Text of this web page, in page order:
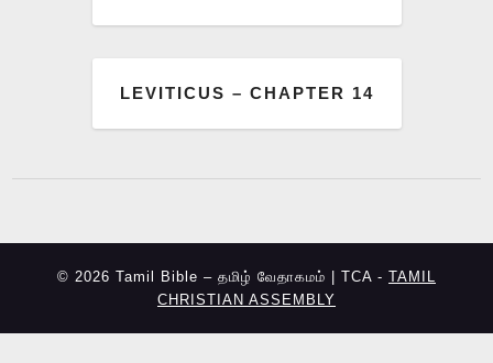
LEVITICUS – CHAPTER 14
© 2026 Tamil Bible – தமிழ் வேதாகமம் | TCA - TAMIL
CHRISTIAN ASSEMBLY